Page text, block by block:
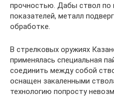
прочностью. Дабы ствол по
показателей, металл
обработке.
В стрелковых оружиях
применялась специальная
соединить между собой
оснащен закаленными
технологию попросту